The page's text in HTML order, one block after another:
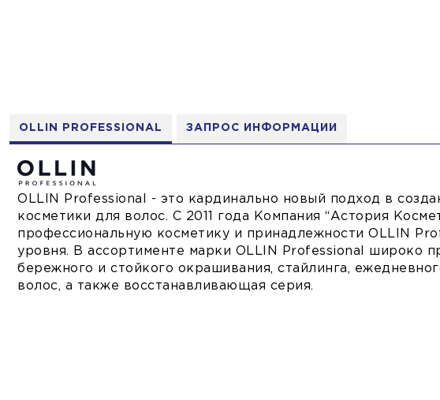
OLLIN PROFESSIONAL ЗАПРОС ИНФОРМАЦИИ
OLLIN Professional - это кардинально новый подход в
косметики для волос. С 2011 года Компания “Астория
профессиональную косметику и принадлежности OLLIN
уровня. В ассортименте марки OLLIN Professional широко
бережного и стойкого окрашивания, стайлинга,
волос, а также восстанавливающая серия.